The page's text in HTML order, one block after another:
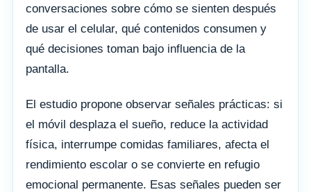
conversaciones sobre cómo se sienten después
de usar el celular, qué contenidos consumen y
qué decisiones toman bajo influencia de la
pantalla.
El estudio propone observar señales prácticas: si
el móvil desplaza el sueño, reduce la actividad
física, interrumpe comidas familiares, afecta el
rendimiento escolar o se convierte en refugio
emocional permanente. Esas señales pueden ser